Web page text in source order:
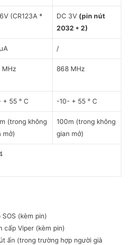
(CR123A *
DC 3V (pin nút
2032 * 2)
/
MHz 868 MHz
+ 55 ° C -10- + 55 ° C
(trong không
mở)
100m (trong không
gian mở)
(kèm pin)
cấp Viper (kèm pin)
ấn (trong trường hợp người già